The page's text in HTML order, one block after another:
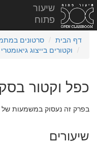
שיעור
פתוח
דף הבית סרטונים
וקטורים בייצוג גיאומטרי
כפל וקטור
בפרק זה נעסוק במשמעות של
שיעורים